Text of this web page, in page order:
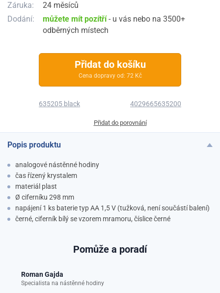
Záruka:
24 měsíců
Dodání:
můžete mít pozítří- u vás nebo na 3500+
odběrných místech
Přidat do košíku
Cena dopravy od: 72 Kč
635205 black 4029665635200
Přidat do porovnání
Popis produktu
analogové nástěnné hodiny
čas řízený krystalem
materiál plast
Ø ciferníku 298 mm
napájení 1 ks baterie typ AA 1,5 V (tužková, není součástí balení)
černé, ciferník bílý se vzorem mramoru, číslice černé
Pomůže a poradí
Roman Gajda
Specialista na nástěnné hodiny